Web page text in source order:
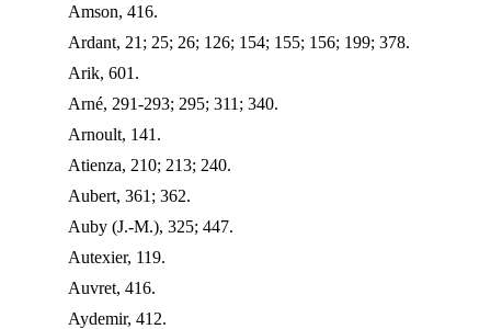
Amson, 416.
Ardant, 21; 25; 26; 126; 154; 155; 156; 199; 378.
Arik, 601.
Arné, 291-293; 295; 311; 340.
Arnoult, 141.
Atienza, 210; 213; 240.
Aubert, 361; 362.
Auby (J.-M.), 325; 447.
Autexier, 119.
Auvret, 416.
Aydemir, 412.